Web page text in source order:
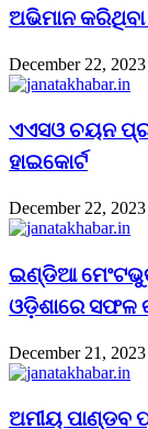
ଅଭିମାନ କରିଥିବା
December 22, 2023
ଏଏସଓ ଚୟନ
ହାଇକୋର୍ଟ
December 22, 2023
ଇଣ୍ଡିଆ
ଓଡ଼ିଶାରେ ସଫଳ
December 21, 2023
ଅମୀୟ ପାଣ୍ଡବ